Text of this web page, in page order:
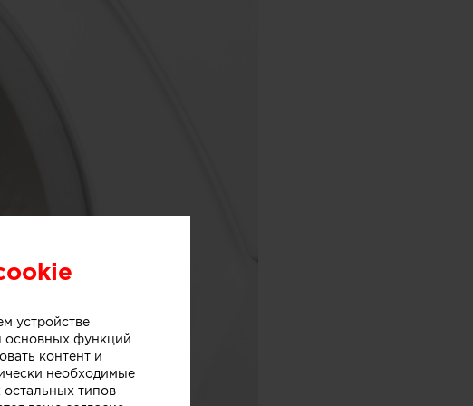
устройстве
основных функций
контент и
необходимые
остальных типов